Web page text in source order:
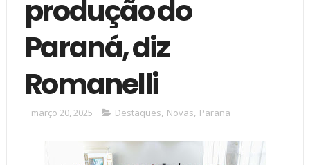
produção do
Paraná, diz
Romanelli
março 20, 2025 Destaques, Novas, Parana